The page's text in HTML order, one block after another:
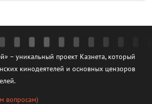
– уникальный проект Казнета, который
кинодеятелей и основных цензоров
вопросам)